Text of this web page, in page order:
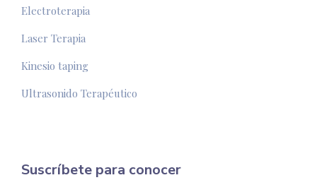
Electroterapia
Laser Terapia
Kinesio taping
Ultrasonido Terapéutico
Suscríbete para conocer